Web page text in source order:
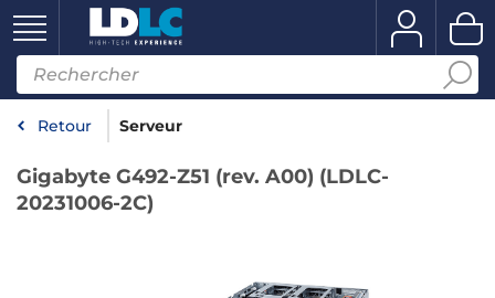
Retour Serveur
Gigabyte G492-Z51 (rev. A00) (LDLC-
20231006-2C)